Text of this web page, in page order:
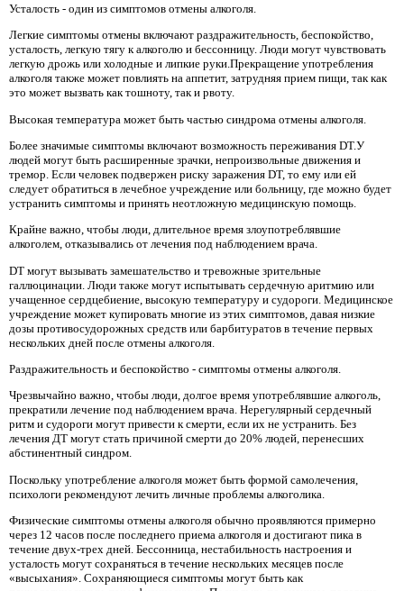
Усталость - один из симптомов отмены алкоголя.
Легкие симптомы отмены включают раздражительность, беспокойство,
усталость, легкую тягу к алкоголю и бессонницу. Люди могут чувствовать
легкую дрожь или холодные и липкие руки.Прекращение употребления
алкоголя также может повлиять на аппетит, затрудняя прием пищи, так как
это может вызвать как тошноту, так и рвоту.
Высокая температура может быть частью синдрома отмены алкоголя.
Более значимые симптомы включают возможность переживания DT.У
людей могут быть расширенные зрачки, непроизвольные движения и
тремор. Если человек подвержен риску заражения DT, то ему или ей
следует обратиться в лечебное учреждение или больницу, где можно будет
устранить симптомы и принять неотложную медицинскую помощь.
Крайне важно, чтобы люди, длительное время злоупотреблявшие
алкоголем, отказывались от лечения под наблюдением врача.
DT могут вызывать замешательство и тревожные зрительные
галлюцинации. Люди также могут испытывать сердечную аритмию или
учащенное сердцебиение, высокую температуру и судороги. Медицинское
учреждение может купировать многие из этих симптомов, давая низкие
дозы противосудорожных средств или барбитуратов в течение первых
нескольких дней после отмены алкоголя.
Раздражительность и беспокойство - симптомы отмены алкоголя.
Чрезвычайно важно, чтобы люди, долгое время употреблявшие алкоголь,
прекратили лечение под наблюдением врача. Нерегулярный сердечный
ритм и судороги могут привести к смерти, если их не устранить. Без
лечения ДТ могут стать причиной смерти до 20% людей, перенесших
абстинентный синдром.
Поскольку употребление алкоголя может быть формой самолечения,
психологи рекомендуют лечить личные проблемы алкоголика.
Физические симптомы отмены алкоголя обычно проявляются примерно
через 12 часов после последнего приема алкоголя и достигают пика в
течение двух-трех дней. Бессонница, нестабильность настроения и
усталость могут сохраняться в течение нескольких месяцев после
«высыхания». Сохраняющиеся симптомы могут быть как